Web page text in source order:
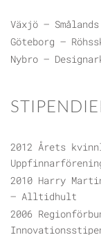
Växjö – Smålands
Göteborg –
Nybro –
2012 Årets
2010 Harry
– Alltidhult
2006